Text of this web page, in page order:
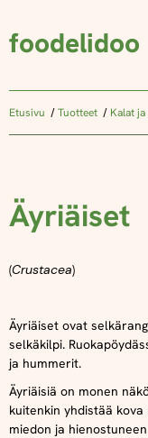
foodelidoo
Etusivu Tuotteet Kalat
Äyriäiset
(Crustacea)
Äyriäiset ovat
selkäkilpi.
ja hummerit.
Äyriäisiä on monen
kuitenkin yhdistää
miedon ja